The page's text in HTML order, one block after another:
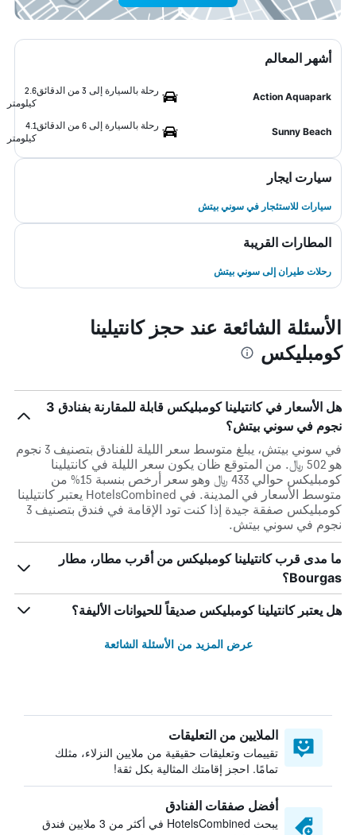
أشهر المعالم
Action Aquapark
رحلة بالسيارة إلى 3 من الدقائق
2.6
كيلومتر
Sunny Beach
رحلة بالسيارة إلى 6 من الدقائق
4.1
كيلومتر
سيارت ايجار
سيارات للاستئجار في سوني بيتش
المطارات القريبة
رحلات طيران إلى سوني بيتش
الأسئلة الشائعة عند حجز كانتيلينا
كومبليكس
هل الأسعار في كانتيلينا كومبليكس قابلة للمقارنة بفنادق 3
نجوم في سوني بيتش؟
في سوني بيتش، يبلغ متوسط ​​سعر الليلة للفنادق بتصنيف 3 نجوم
هو 502 ﷼. من المتوقع ظان يكون سعر الليلة في كانتيلينا
كومبليكس حوالي 433 ﷼ وهو سعر أرخص بنسبة 15% من
متوسط الأسعار في المدينة. في HotelsCombined يعتبر كانتيلينا
كومبليكس صفقة جيدة إذا كنت تود الإقامة في فندق بتصنيف 3
نجوم في سوني بيتش.
ما مدى قرب كانتيلينا كومبليكس من أقرب مطار، مطار
Bourgas؟
هل يعتبر كانتيلينا كومبليكس صديقاً للحيوانات الأليفة؟
عرض المزيد من الأسئلة الشائعة
الملايين من التعليقات
تقييمات وتعليقات حقيقية من ملايين النزلاء، مثلك
تمامًا. احجز إقامتك المثالية بكل ثقة!
أفضل صفقات الفنادق
يبحث HotelsCombined في أكثر من 3 ملايين فندق